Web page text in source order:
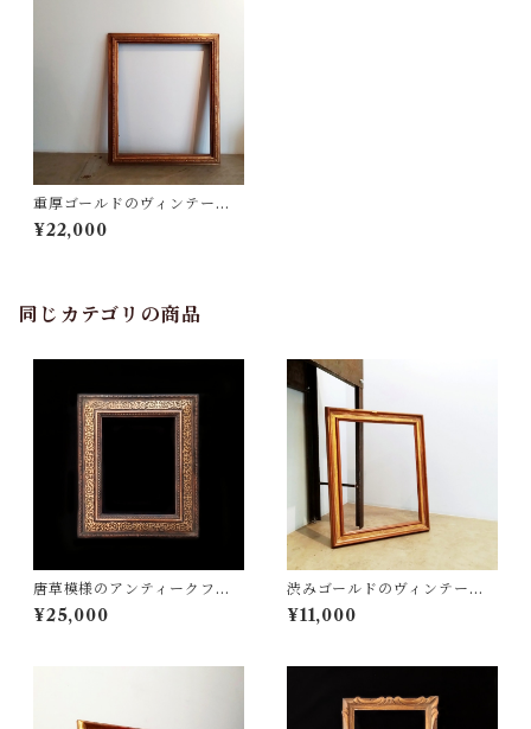
重厚ゴールドのヴィンテージ
油彩額
¥22,000
同じカテゴリの商品
唐草模様のアンティークフレ
ーム
¥25,000
渋みゴールドのヴィンテージ
フレーム
¥11,000